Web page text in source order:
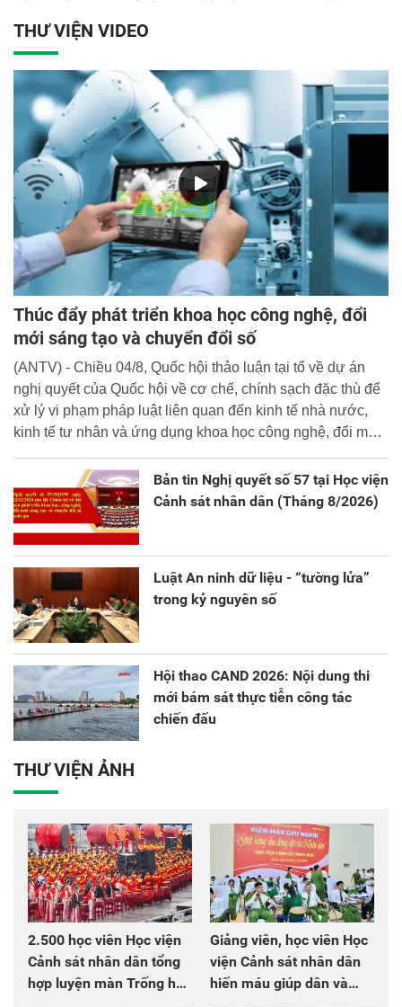
hợp tổ chức.
THƯ VIỆN VIDEO
Thúc đẩy phát triển khoa học công nghệ, đổi
mới sáng tạo và chuyển đổi số
(ANTV) - Chiều 04/8, Quốc hội thảo luận tại tổ về dự án
nghị quyết của Quốc hội về cơ chế, chính sạch đặc thù để
xử lý vi phạm pháp luật liên quan đến kinh tế nhà nước,
kinh tế tư nhân và ứng dụng khoa học công nghệ, đổi mới
Bản tin Nghị quyết số 57 tại Học viện
Cảnh sát nhân dân (Tháng 8/2026)
Luật An ninh dữ liệu - “tường lửa”
trong kỷ nguyên số
Hội thao CAND 2026: Nội dung thi
mới bám sát thực tiễn công tác
chiến đấu
THƯ VIỆN ẢNH
2.500 học viên Học viện
Cảnh sát nhân dân tổng
hợp luyện màn Trống hội
Giảng viên, học viên Học
viện Cảnh sát nhân dân
hiến máu giúp dân và